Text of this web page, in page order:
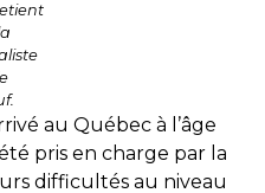
au Québec à l’âge
pris en charge par la
difficultés au niveau